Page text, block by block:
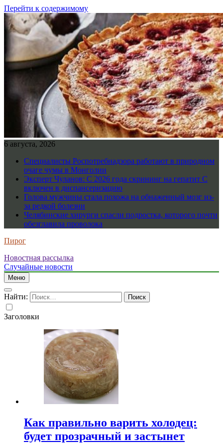
Перейти к содержимому
6 августа, 2026
Специалисты Роспотребнадзора работают в природном
очаге чумы в Монголии
Эксперт Чуланов: С 2026 года скрининг на гепатит С
включен в диспансеризацию
Голова мужчины стала похожа на обнаженный мозг из-
за редкой болезни
Челябинские хирурги спасли подростка, которого почти
обезглавила проволока
Пирог
Новостная рассылка
Случайные новости
Меню
Найти:
Заголовки
Как правильно варить холодец:
будет прозрачный и застынет